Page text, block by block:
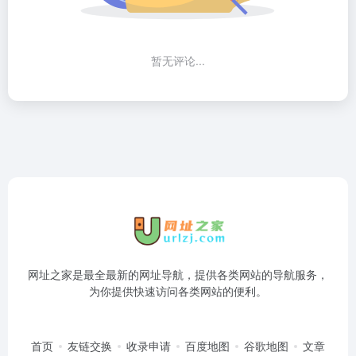
暂无评论...
网址之家是最全最新的网址导航，提供各类网站的导航服务，
为你提供快速访问各类网站的便利。
首页 友链交换 收录申请 百度地图 谷歌地图
文章